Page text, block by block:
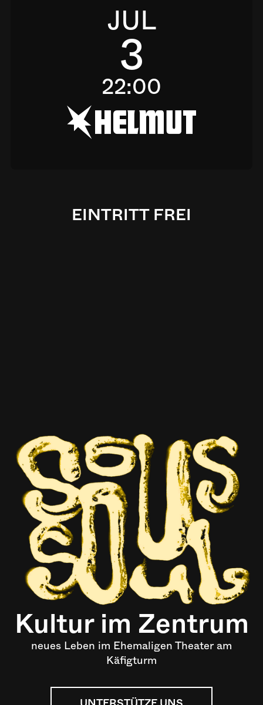
JUL
3
22:00
h
EINTRITT FREI
Kultur im Zentrum
neues Leben im Ehemaligen Theater am
Käfigturm